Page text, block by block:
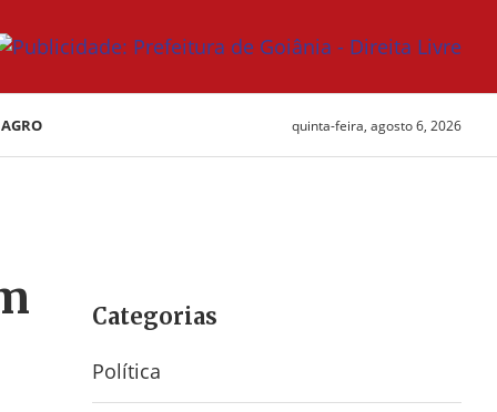
AGRO quinta-feira, agosto 6, 2026
Categorias
Política